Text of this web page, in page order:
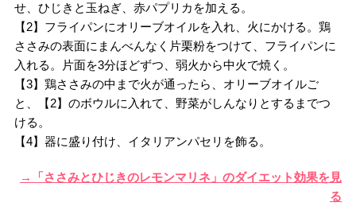
せ、ひじきと玉ねぎ、赤パプリカを加える。
【2】フライパンにオリーブオイルを入れ、火にかける。鶏
ささみの表面にまんべんなく片栗粉をつけて、フライパンに
入れる。片面を3分ほどずつ、弱火から中火で焼く。
【3】鶏ささみの中まで火が通ったら、オリーブオイルご
と、【2】のボウルに入れて、野菜がしんなりとするまでつ
ける。
【4】器に盛り付け、イタリアンパセリを飾る。
→「ささみとひじきのレモンマリネ」のダイエット効果を見
る